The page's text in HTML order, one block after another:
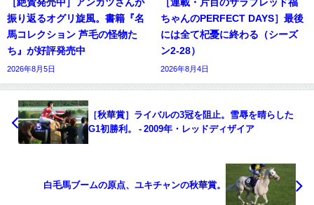
［絶賛発売中］アンカツさんが
振り返るオグリ旋風。書籍『名
馬コレクション 芦毛の怪物た
ち』が好評発売中
2026年8月5日
［連載・片目のサラブレッド福
ちゃんのPERFECT DAYS］最後
には全て杞憂に終わる（シーズ
ン2-28）
2026年8月4日
［秋華賞］ライバルの3冠を阻止。雪辱を晴らした
G1初勝利。 - 2009年・レッドディザイア
白毛馬ブームの原点、ユキチャンの秋華賞。